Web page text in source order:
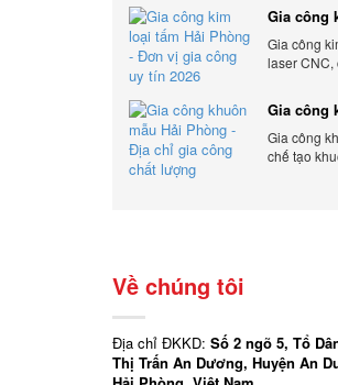
Gia công
gia công
Gia công
laser CNC,
Gia công
gia công
Gia công
chế tạo
Về chúng tôi
Địa chỉ ĐKKD: Số 2 ngõ 5, Tổ
Thị Trấn An Dương, Huyện An